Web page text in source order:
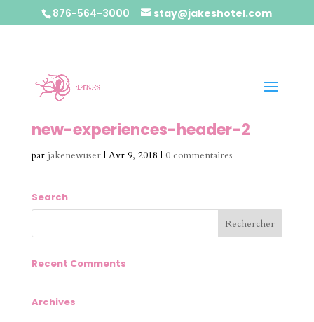
876-564-3000 stay@jakeshotel.com
new-experiences-header-2
par jakenewuser| Avr 9, 2018 | 0 commentaires
Search
Recent Comments
Archives